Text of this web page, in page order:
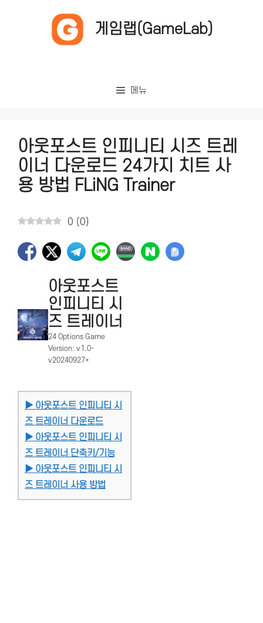
게임랩(GameLab)
메뉴
아웃포스트 인피니티 시즈 트레
이너 다운로드 24가지 치트 사
용 방법 FLiNG Trainer
0 ( 0)
아웃포스트
인피니티 시
즈 트레이너
24 Options Game
Version: v1.0-
v20240927+
▶ 아웃포스트 인피니티 시
즈 트레이너 다운로드
▶ 아웃포스트 인피니티 시
즈 트레이너 단축키/기능
▶ 아웃포스트 인피니티 시
즈 트레이너 사용 방법